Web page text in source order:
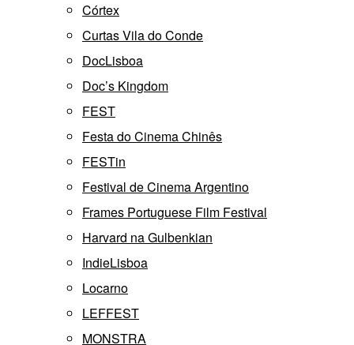
Córtex
Curtas Vila do Conde
DocLisboa
Doc’s Kingdom
FEST
Festa do Cinema Chinês
FESTin
Festival de Cinema Argentino
Frames Portuguese Film Festival
Harvard na Gulbenkian
IndieLisboa
Locarno
LEFFEST
MONSTRA